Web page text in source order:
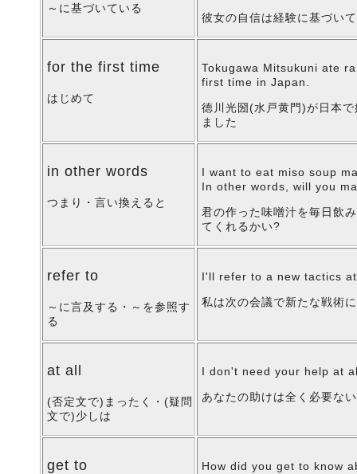
～に基づいている
彼女の自信は経験に基づい
for the first time
はじめて
Tokugawa Mitsukuni ate
first time in Japan.
徳川光圀(水戸黄門)が日本
ました
in other words
つまり・言い換えると
I want to eat miso soup
In other words, will you
君の作った味噌汁を毎日飲
てくれるかい?
refer to
～に言及する・～を参照す
る
I'll refer to a new tactics
私は次の会議で新たな戦術
at all
(否定文で)まったく・(疑問
文で)少しは
I don't need your help at
あなたの助けは全く必要ない
get to How did you get to know